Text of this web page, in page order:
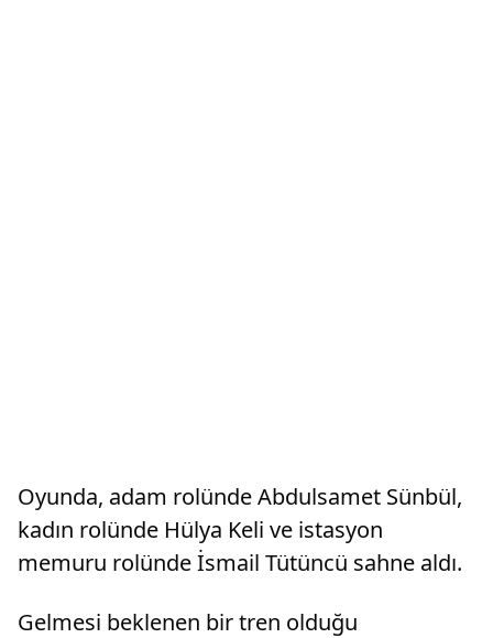
Oyunda, adam rolünde Abdulsamet Sünbül,
kadın rolünde Hülya Keli ve istasyon
memuru rolünde İsmail Tütüncü sahne aldı.
Gelmesi beklenen bir tren olduğu